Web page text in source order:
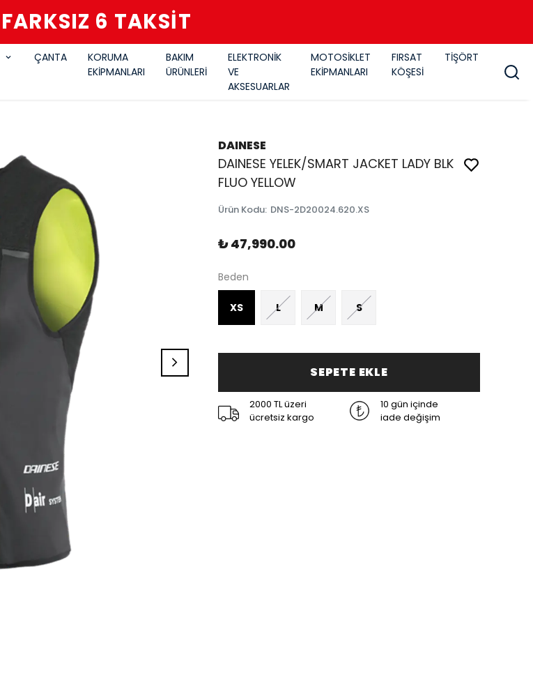
6 TAKSİT
ÇANTA
KORUMA
EKİPMANLARI
BAKIM
ÜRÜNLERİ
ELEKTRONİK
VE
AKSESUARLAR
MOTOSİKLET
EKİPMANLARI
FIRSAT
KÖŞESİ
TİŞÖRT
DAINESE
DAINESE YELEK/SMART JACKET LADY BLK
FLUO YELLOW
Ürün Kodu: DNS-2D20024.620.XS
₺ 47,990.00
Beden
XS L M S
SEPETE EKLE
2000 TL üzeri
ücretsiz kargo
10 gün içinde
iade değişim